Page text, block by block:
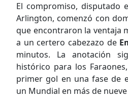
El compromiso, disputado
Arlington, comenzó con
que encontraron la ventaja
a un certero cabezazo de
minutos. La anotación
histórico para los
primer gol en una fase de
un Mundial en más de